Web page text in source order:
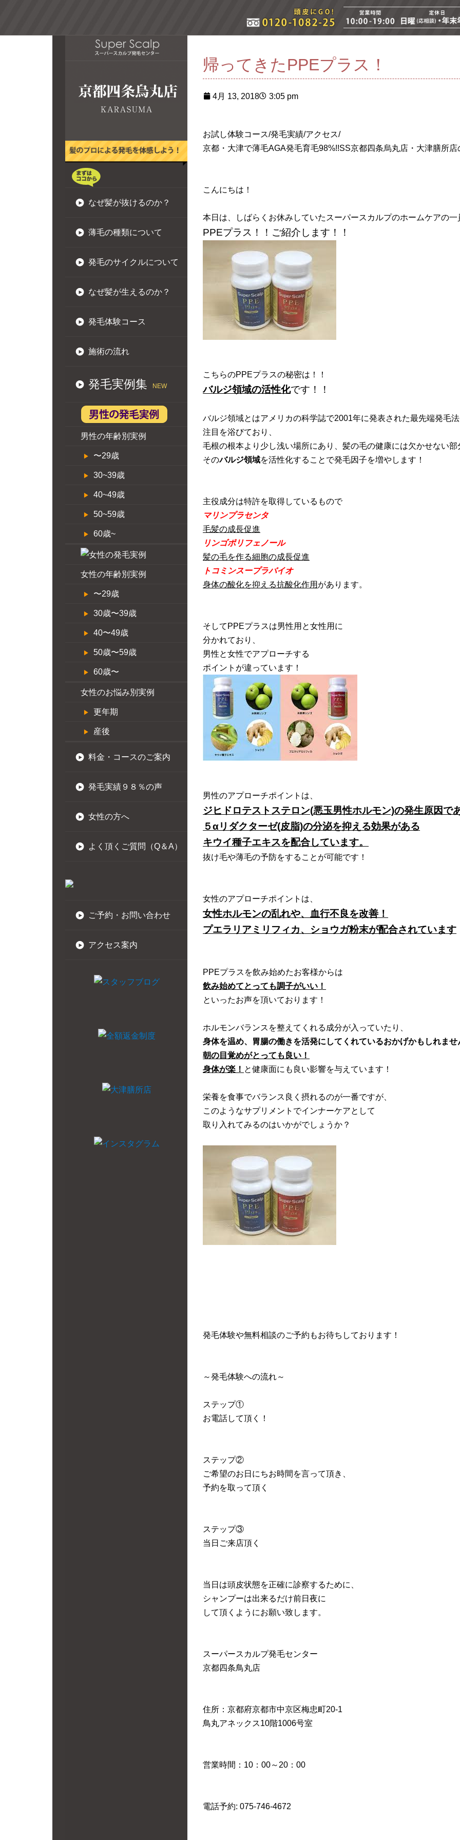
なぜ髪が抜けるのか？
薄毛の種類について
発毛のサイクルについて
なぜ髪が生えるのか？
発毛体験コース
施術の流れ
発毛実例集 NEW
男性の年齢別実例
〜29歳
30~39歳
40~49歳
50~59歳
60歳~
女性の年齢別実例
〜29歳
30歳〜39歳
40〜49歳
50歳〜59歳
60歳〜
女性のお悩み別実例
更年期
産後
料金・コースのご案内
発毛実績９８％の声
女性の方へ
よく頂くご質問（Q＆A）
ご予約・お問い合わせ
アクセス案内
帰ってきたPPEプラス！
4月 13, 2018 3:05 pm
お試し体験コース/発毛実績/アクセス/
京都・大津で薄毛AGA発毛育毛98%!!SS京都四条烏丸店・大津膳所
こんにちは！
本日は、しばらくお休みしていたスーパースカルプのホームケアの一
PPEプラス！！ご紹介します！！
こちらのPPEプラスの秘密は！！
バルジ領域の活性化です！！
バルジ領域とはアメリカの科学誌で2001年に発表された最先端発毛
注目を浴びており、
毛根の根本より少し浅い場所にあり、髪の毛の健康には欠かせない部
そのバルジ領域を活性化することで発毛因子を増やします！
主役成分は特許を取得しているもので
マリンプラセンタ
毛髪の成長促進
リンゴポリフェノール
髪の毛を作る細胞の成長促進
トコミンスープラバイオ
身体の酸化を抑える抗酸化作用 があります。
そしてPPEプラスは男性用と女性用に
分かれており、
男性と女性でアプローチする
ポイントが違っています！
男性のアプローチポイントは、
ジヒドロテストステロン(悪玉男性ホルモン)の発生原因で
５αリダクターゼ(皮脂)の分泌を抑える効果がある
キウイ種子エキスを配合しています。
抜け毛や薄毛の予防をすることが可能です！
女性のアプローチポイントは、
女性ホルモンの乱れや、血行不良を改善！
プエラリアミリフィカ、ショウガ粉末が配合されています
PPEプラスを飲み始めたお客様からは
飲み始めてとっても調子がいい！
といったお声を頂いております！
ホルモンバランスを整えてくれる成分が入っていたり、
身体を温め、胃腸の働きを活発にしてくれているおかげかもしれませ
朝の目覚めがとっても良い！
身体が楽！ と健康面にも良い影響を与えています！
栄養を食事でバランス良く摂れるのが一番ですが、
このようなサプリメントでインナーケアとして
取り入れてみるのはいかがでしょうか？
発毛体験や無料相談のご予約もお待ちしております！
～発毛体験への流れ～
ステップ①
お電話して頂く！
ステップ②
ご希望のお日にちお時間を言って頂き、
予約を取って頂く
ステップ③
当日ご来店頂く
当日は頭皮状態を正確に診察するために、
シャンプーは出来るだけ前日夜に
して頂くようにお願い致します。
スーパースカルプ発毛センター
京都四条鳥丸店
住所：京都府京都市中京区梅忠町20-1
鳥丸アネックス10階1006号室
営業時間：10：00～20：00
電話予約: 075-746-4672